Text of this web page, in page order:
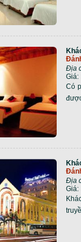
Địa
Giá:
Có
Địa
Giá: